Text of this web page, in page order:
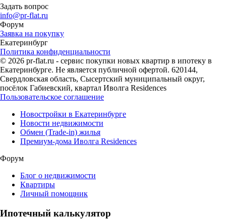
Задать вопрос
info@pr-flat.ru
Форум
Заявка на покупку
Екатеринбург
Политика конфиденциальности
© 2026 pr-flat.ru - сервис покупки новых квартир в ипотеку в
Екатеринбурге. Не является публичной офертой. 620144,
Свердловская область, Сысертский муниципальный округ,
посёлок Габиевский, квартал Иволга Residences
Пользовательское соглашение
Новостройки в Екатеринбурге
Новости недвижимости
Обмен (Trade-in) жилья
Премиум-дома Иволга Residences
Форум
Блог о недвижимости
Квартиры
Личный помощник
Ипотечный калькулятор